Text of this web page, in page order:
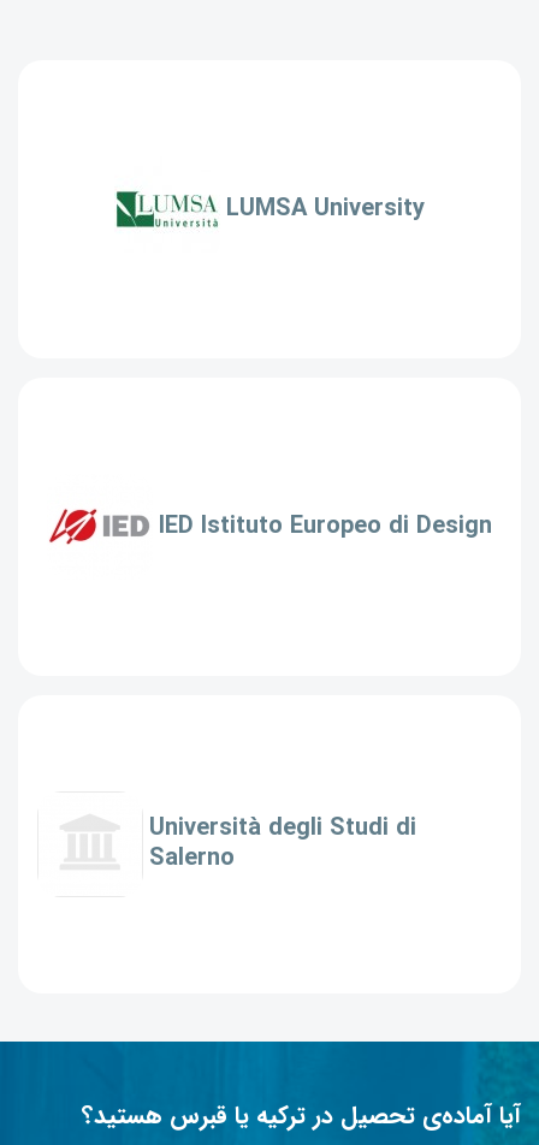
LUMSA University
IED Istituto Europeo di Design
Università degli Studi di
Salerno
آیا آماده‌ی تحصیل در ترکیه یا قبرس هستید؟